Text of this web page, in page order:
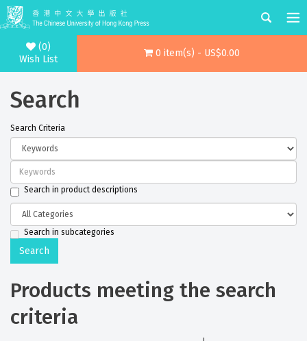
(0)
Wish List
0 item(s) - US$0.00
Search
Search Criteria
Search in product descriptions
Search in subcategories
Products meeting the search
criteria